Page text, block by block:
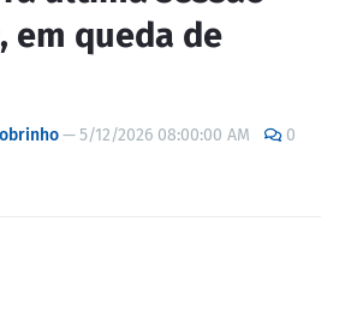
em queda de
—5/12/2026 08:00:00 AM 0